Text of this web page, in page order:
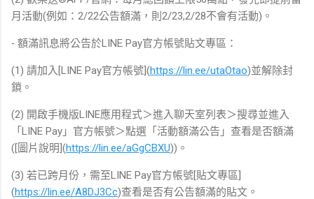
月活動(例如：2/22公告額滿，則2/23,2/28不會有活動)。
⁃ 額滿訊息將公告於LINE Pay官方帳號貼文專區：
(1) 請加入[LINE Pay官方帳號](https://lin.ee/utaOtao)並解除封
鎖。
(2) 開啟手機版LINE應用程式＞進入聊天室列表＞搜尋並進入
「LINE Pay」官方帳號＞點選「活動額滿公告」查看是否額滿
([圖片說明](https://lin.ee/aGgCBXU))。
(3) 若已跨月份，需至LINE Pay官方帳號[貼文專區]
(https://lin.ee/A8DJ3Cc)查看是否有公告額滿的貼文。